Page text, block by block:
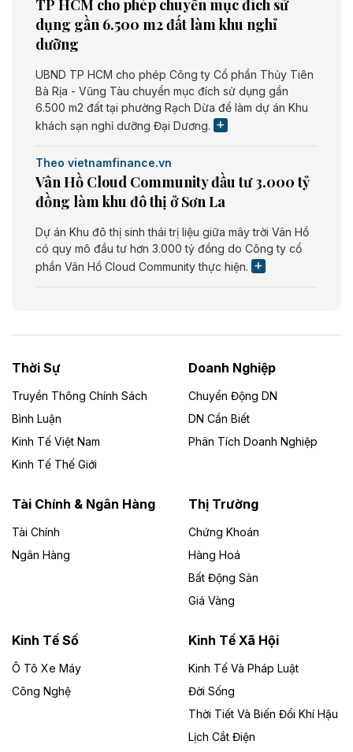
TP HCM cho phép chuyển mục đích sử
dụng gần 6.500 m2 đất làm khu nghỉ
dưỡng
UBND TP HCM cho phép Công ty Cổ phần Thủy Tiên
Bà Rịa - Vũng Tàu chuyển mục đích sử dụng gần
6.500 m2 đất tại phường Rạch Dừa để làm dự án Khu
khách sạn nghỉ dưỡng Đại Dương.
Theo vietnamfinance.vn
Vân Hồ Cloud Community đầu tư 3.000 tỷ
đồng làm khu đô thị ở Sơn La
Dự án Khu đô thị sinh thái trị liệu giữa mây trời Vân Hồ
có quy mô đầu tư hơn 3.000 tỷ đồng do Công ty cổ
phần Vân Hồ Cloud Community thực hiện.
Dự án Nhà máy xử lý rác và phát điện Bắc Giang do
Công ty TNHH Năng lượng môi trường Bắc Giang làm
Theo vietnamfinance.vn
Đức Long Gia Lai mở rộng ‘hệ sinh thái’
Lai
Bốn doanh nghiệp có sự góp vốn của Công ty Cổ
phần Tập đoàn Đức Long Gia Lai (HoSE: DLG) được
Gia Lai với tổng vốn hơn 4.750 tỷ đồng.
Đồng Nai cho thuê gần 59 ha đất làm khu
công nghiệp ở Long Thành
UBND TP Đồng Nai cho Công ty Amata thuê gần 59 ha
đất để đầu tư khu công nghiệp công nghệ cao Long
Thời Sự
Truyền Thông Chính Sách
Bình Luận
Kinh Tế Việt Nam
Kinh Tế Thế Giới
Doanh Nghiệp
Chuyển Động DN
DN Cần Biết
Phân Tích Doanh Nghiệp
Tài Chính & Ngân Hàng
Tài Chính
Ngân Hàng
Thị Trường
Chứng Khoán
Hàng Hoá
Bất Động Sản
Giá Vàng
Kinh Tế Số
Ô Tô Xe Máy
Công Nghệ
Kinh Tế Xã Hội
Kinh Tế Và Pháp Luật
Đời Sống
Thời Tiết Và Biến Đổi Khí Hậu
Lịch Cắt Điện